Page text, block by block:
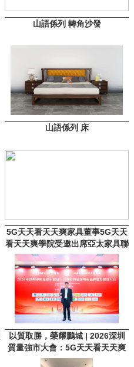
山語係列 轉角沙發
山語係列 床
5G天天看天天爽家具董事5G天天
看天天爽學院受邀出席亞太家具聯
合會第27次大會及係列活動
以質取勝，榮耀鵬城 | 2026深圳
質量強市大會：5G天天看天天爽
家具斬獲五項大獎